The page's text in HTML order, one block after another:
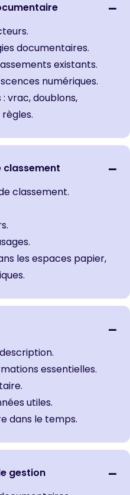
documentaires.
existants.
numériques.
vrac, doublons,
classement
classement.
les espaces papier,
essentielles.
utiles.
dans le temps.
gestion